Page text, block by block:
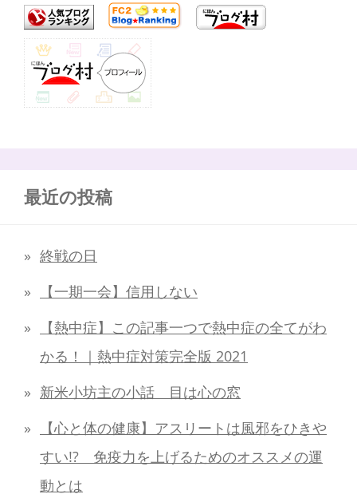
最近の投稿
終戦の日
【一期一会】信用しない
【熱中症】この記事一つで熱中症の全てがわ
かる！｜熱中症対策完全版 2021
新米小坊主の小話 目は心の窓
【心と体の健康】アスリートは風邪をひきや
すい!? 免疫力を上げるためのオススメの運
動とは